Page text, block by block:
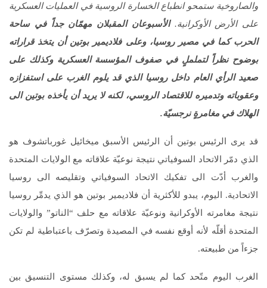
والصاروخية ستمحو انطباع الخسارة الروسية في العمليات العسكرية
على الأرض الأوكرانية.الأسبوعان المقبلان مهمّان جداً في ساحة
الحرب كما في مصير روسيا، وعلى فلاديمير بوتين أن يتخذ قراراته
بوضوح نظراً لتململٍ في صفوف المؤسسة العسكرية وكذلك على
صعيد الرأي العام داخل روسيا الذي قد يلوم الغرب على استفزازه
وعقوباته وتدميره للاقتصاد الروسي، لكنه لا يريد أن يأخذه بوتين الى
الهلاك في مغامرةٍ نرجسيّة.
قد يرى الرئيس بوتين أن الرئيس الأسبق ميخائيل غورباتشوف هو
الذي دمّر الاتحاد السوفياتي نتيجة نوعيّة علاقاته مع الولايات المتحدة
والغرب أدّت الى تفكيك الاتحاد السوفياتي وتقليصه الى روسيا
الاتحادية. اليوم، يبدو للأكثرية أن فلاديمير بوتين هو الذي يدمِّر روسيا
نتيجة مغامرته الأوكرانية ونوعيّة علاقاته مع حلف “الناتو” والولايات
المتحدة أقلّه لأنه أوقع نفسه في المصيدة وتصرّف باعتباطية لم تكن
جزءاً من طبيعته.
الغرب اليوم متّحد كما لم يسبق له، وكذلك مستوى التنسيق بين